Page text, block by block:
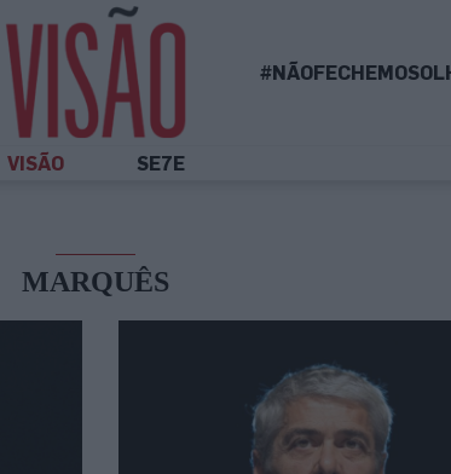
VISÃO SE7E
MARQUÊS